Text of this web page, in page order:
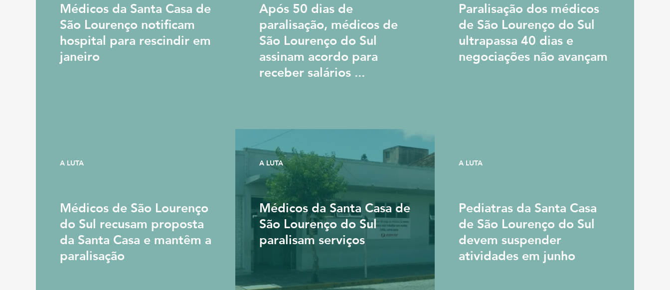
Médicos da Santa Casa de
São Lourenço notificam
hospital para rescindir em
janeiro
Após 50 dias de
paralisação, médicos de
São Lourenço do Sul
assinam acordo para
receber salários ...
Paralisação dos médicos
de São Lourenço do Sul
ultrapassa 40 dias e
negociações não avançam
A LUTA
Médicos de São Lourenço
do Sul recusam proposta
da Santa Casa e mantêm a
paralisação
A LUTA
Médicos da Santa Casa de
São Lourenço do Sul
paralisam serviços
A LUTA
Pediatras da Santa Casa
de São Lourenço do Sul
devem suspender
atividades em junho